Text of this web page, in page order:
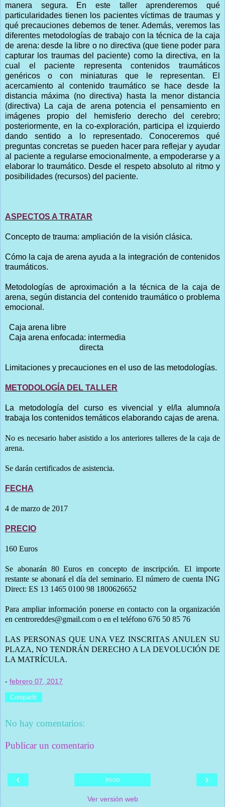
manera segura. En este taller aprenderemos qué
particularidades tienen los pacientes víctimas de traumas y
qué precauciones debemos de tener. Además, veremos las
diferentes metodologías de trabajo con la técnica de la caja
de arena: desde la libre o no directiva (que tiene poder para
capturar los traumas del paciente) como la directiva, en la
cual el paciente representa contenidos traumáticos
genéricos o con miniaturas que le representan. El
acercamiento al contenido traumático se hace desde la
distancia máxima (no directiva) hasta la menor distancia
(directiva) La caja de arena potencia el pensamiento en
imágenes propio del hemisferio derecho del cerebro;
posteriormente, en la co-exploración, participa el izquierdo
dando sentido a lo representado. Conoceremos qué
preguntas concretas se pueden hacer para reflejar y ayudar
al paciente a regularse emocionalmente, a empoderarse y a
elaborar lo traumático. Desde el respeto absoluto al ritmo y
posibilidades (recursos) del paciente.
ASPECTOS A TRATAR
Concepto de trauma: ampliación de la visión clásica.
Cómo la caja de arena ayuda a la integración de contenidos
traumáticos.
Metodologías de aproximación a la técnica de la caja de
arena, según distancia del contenido traumático o problema
emocional.
Caja arena libre
Caja arena enfocada: intermedia
directa
Limitaciones y precauciones en el uso de las metodologías.
METODOLOGÍA DEL TALLER
La metodología del curso es vivencial y el/la alumno/a
trabaja los contenidos temáticos elaborando cajas de arena.
No es necesario haber asistido a los anteriores talleres de la caja de
arena.
Se darán certificados de asistencia.
FECHA
4 de marzo de 2017
PRECIO
160 Euros
Se abonarán 80 Euros en concepto de inscripción. El importe
restante se abonará el día del seminario. El número de cuenta ING
Direct: ES 13 1465 0100 98 1800626652
Para ampliar información ponerse en contacto con la organización
en centroreddes@gmail.com o en el teléfono 676 50 85 76
LAS PERSONAS QUE UNA VEZ INSCRITAS ANULEN SU
PLAZA, NO TENDRÁN DERECHO A LA DEVOLUCIÓN DE
LA MATRÍCULA.
- febrero 07, 2017
Compartir
No hay comentarios:
Publicar un comentario
‹ ›
Inicio
Ver versión web